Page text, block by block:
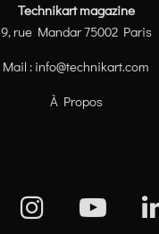
Technikart magazine
9, rue Mandar 75002 Paris
Mail : info@technikart.com
À Propos